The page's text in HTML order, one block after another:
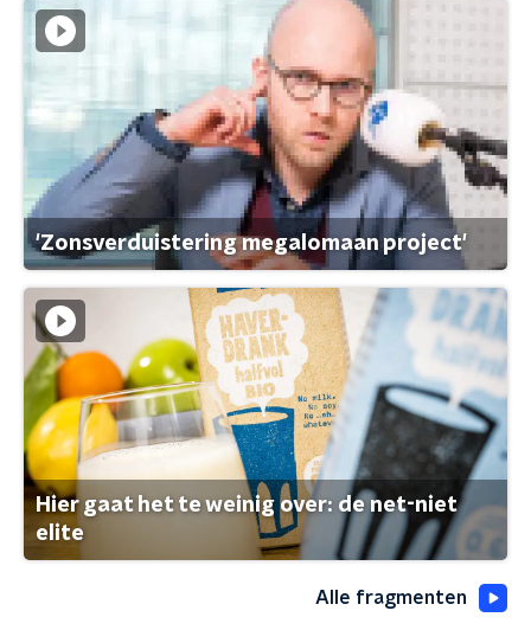
'Zonsverduistering megalomaan project'
Hier gaat het te weinig over: de net-niet
elite
Alle fragmenten